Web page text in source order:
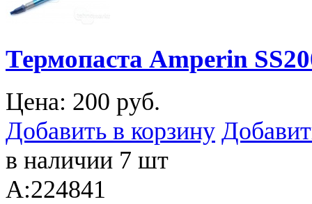
Термопаста Amperin
Цена: 200 руб.
Добавить в корзину
в наличии 7 шт
A:224841